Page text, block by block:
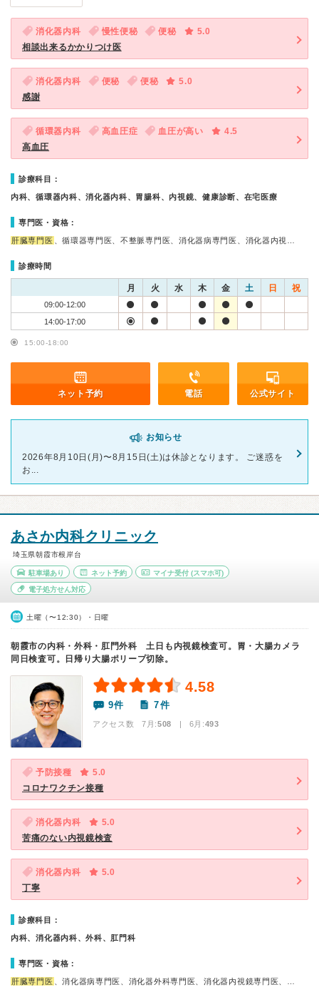
消化器内科 慢性便秘 便秘
5.0
相談出来るかかりつけ医
消化器内科 便秘 便秘
5.0
感謝
循環器内科 高血圧症 血圧が高い
4.5
高血圧
診療科目：
内科、循環器内科、消化器内科、胃腸科、内視鏡、健康診断、在宅医療
専門医・資格：
肝臓専門医 、循環器専門医、不整脈専門医、消化器病専門医、消化器内視…
診療時間
月 火 水 木 金 土 日 祝
09:00-12:00
14:00-17:00
15:00-18:00
ネット予約 電話 公式サイト
お知らせ
2026年8月10日(月)〜8月15日(土)は休診となります。 ご迷惑を
お...
あさか内科クリニック
埼玉県朝霞市根岸台
駐車場あり ネット予約 マイナ受付 (スマホ可)
電子処方せん対応
土曜（〜12:30）・日曜
朝霞市の内科・外科・肛門外科 土日も内視鏡検査可。胃・大腸カメラ
同日検査可。日帰り大腸ポリープ切除。
4.58
9件 7件
アクセス数 7月:508 | 6月:493
予防接種
5.0
コロナワクチン接種
消化器内科
5.0
苦痛のない内視鏡検査
消化器内科
5.0
丁寧
診療科目：
内科、消化器内科、外科、肛門科
専門医・資格：
肝臓専門医 、消化器病専門医、消化器外科専門医、消化器内視鏡専門医、…